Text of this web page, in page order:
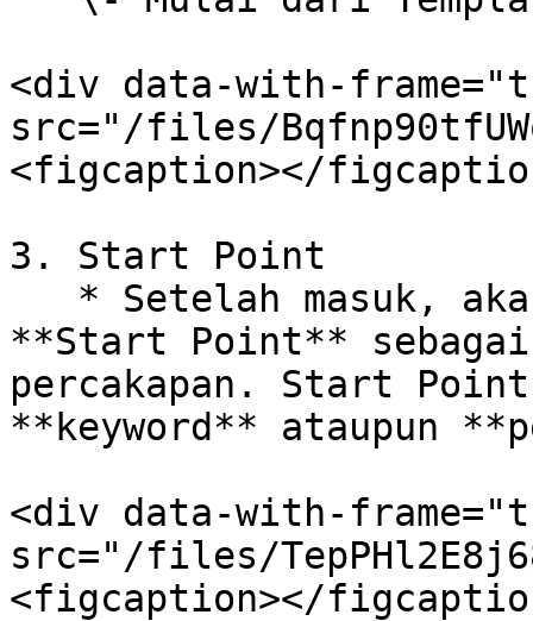
<div data-with-
src="/files/
<figcaption></
3. Start Point
**Start Point**
percakapan. Start
**keyword** ataupun
<div data-with-
src="/files/
<figcaption></